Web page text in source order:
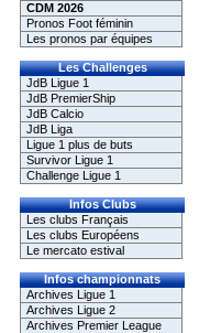
CDM 2026
Pronos Foot féminin
Les pronos par équipes
Les Challenges
JdB Ligue 1
JdB PremierShip
JdB Calcio
JdB Liga
Ligue 1 plus de buts
Survivor Ligue 1
Challenge Ligue 1
Infos Clubs
Les clubs Français
Les clubs Européens
Le mercato estival
Infos championnats
Archives Ligue 1
Archives Ligue 2
Archives Premier League